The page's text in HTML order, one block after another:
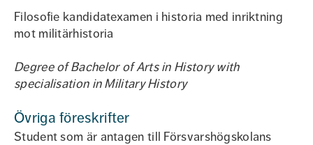
Filosofie kandidatexamen i historia med inriktning
mot militärhistoria
Degree of Bachelor of Arts in History with
specialisation in Military History
Övriga föreskrifter
Student som är antagen till Försvarshögskolans